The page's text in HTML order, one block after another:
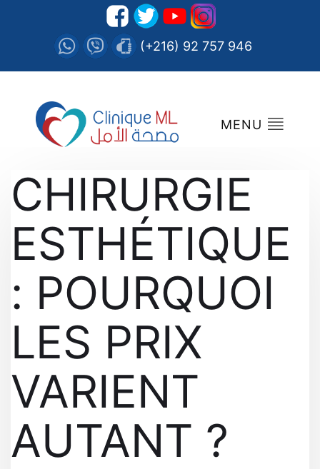
(+216) 92 757 946
MENU
CHIRURGIE
ESTHÉTIQUE
: POURQUOI
LES PRIX
VARIENT
AUTANT ?